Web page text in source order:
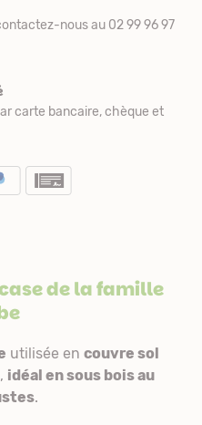
nous au 02 99 96 97
carte bancaire, chèque et
de la famille
utilisée en couvre sol
, idéal en sous bois au
.